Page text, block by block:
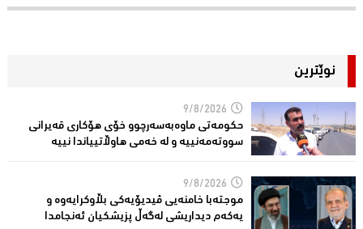
نوێترین
9/8/2026
حكومەتی ماوەبەسەرچوو خۆی هۆكاری قەیرانی
سووتەمەنییە و لە خەمى هاوڵاتییاندا نییە
9/8/2026
موجتەبا خامنەیی ڤیدیۆیەکی بڵاوكرایەوە و
یەكەم دیداریشی لەگەڵ پزیشكیان ئەنجامدا